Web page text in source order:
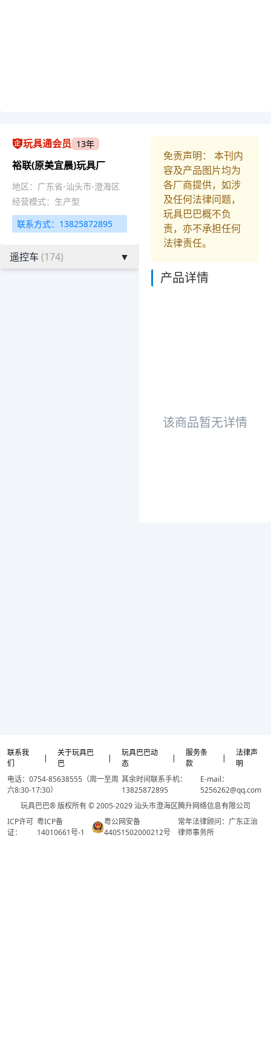
玩具通会员 13年
裕联(原美宜晨)玩具厂
地区：广东省-汕头市-澄海区
经营模式：生产型
联系方式：13825872895
遥控车 (174) ▼
免责声明： 本刊内
容及产品图片均为
各厂商提供，如涉
及任何法律问题，
玩具巴巴概不负
责，亦不承担任何
法律责任。
产品详情
该商品暂无详情
联系我
们
|
关于玩具巴
巴
|
玩具巴巴动
态
|
服务条
款
|
法律声
明
电话：0754-85638555（周一至周
六8:30-17:30）
其余时间联系手机：
13825872895
E-mail：
5256262@qq.com
玩具巴巴® 版权所有 © 2005-2029 汕头市澄海区腾升网络信息有限公司
ICP许可
证：
粤ICP备
14010661号-1
粤公网安备
44051502000212号
常年法律顾问：广东正治
律师事务所